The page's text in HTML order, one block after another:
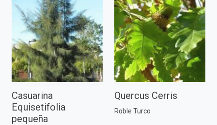
Casuarina
Equisetifolia
pequeña
Quercus Cerris
Roble Turco